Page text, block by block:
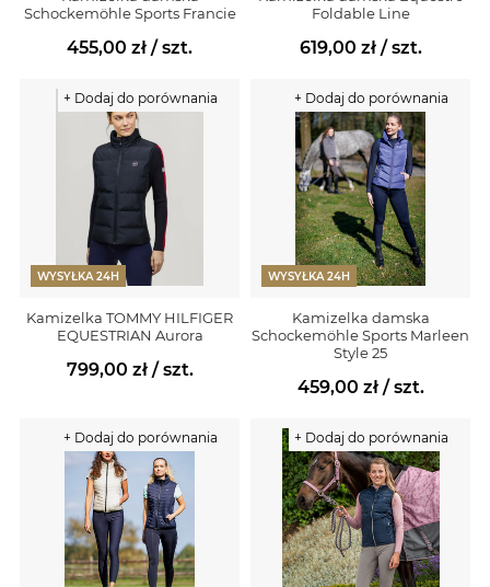
Schockemöhle Sports Francie
455,00 zł / szt.
Foldable Line
619,00 zł/ szt.
WYSYŁKA 24H
Kamizelka TOMMY HILFIGER
EQUESTRIAN Aurora
799,00 zł/ szt.
+ Dodaj do porównania
WYSYŁKA 24H
Kamizelka damska
Schockemöhle Sports Marleen
Style 25
459,00 zł/ szt.
+ Dodaj do porównania
+ Dodaj do porównania + Dodaj do porównania